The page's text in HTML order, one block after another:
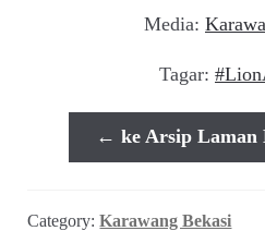
Media:
Tagar:
← ke Arsip Laman
Category:Karawang Bekasi